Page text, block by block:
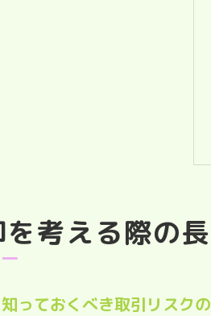
考える際の
っておくべき取引リスク